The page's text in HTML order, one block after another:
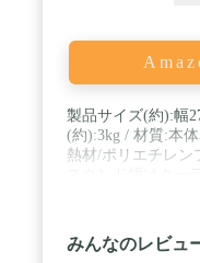
製品サイズ(約):幅
(約):3kg / 材質:本
熱材/ポリエチレン
節可能。スタンド
運びに便利なキャ
みんなのレビュ